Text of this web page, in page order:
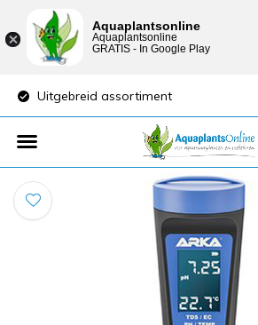
Uitgebreid assortiment
Aquaplantsonline
Aquaplantsonline
GRATIS - In Google Play